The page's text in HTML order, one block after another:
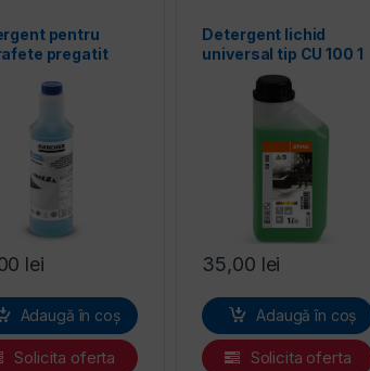
pentru
pregatit
KARCHER
lei
Adaugă în coș
Solicita oferta
Detergent lichid
universal tip CU 100 1
L STIHL
35,00 lei
Adaugă în coș
Solicita oferta